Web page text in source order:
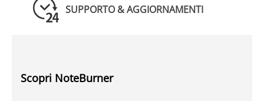
SUPPORTO & AGGIORNAMENTI
Scopri NoteBurner